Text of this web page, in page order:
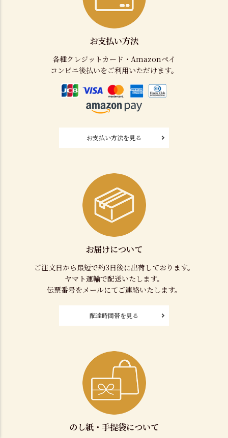
お支払い方法
各種クレジットカード・Amazonペイ
コンビニ後払いをご利用いただけます。
お支払い方法を見る
お届けについて
ご注文日から最短で約3日後に出荷しております。
ヤマト運輸で配送いたします。
伝票番号をメールにてご連絡いたします。
配達時間帯を見る
のし紙・手提袋について